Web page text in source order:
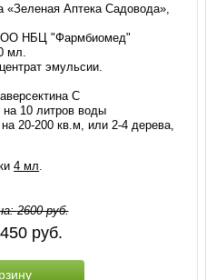
«Зеленая Аптека Садовода»,
НБЦ "Фармбиомед"
мл.
эмульсии.
С
10 литров воды
20-200 кв.м, или 2-4 дерева,
4 мл
2600руб.
руб.